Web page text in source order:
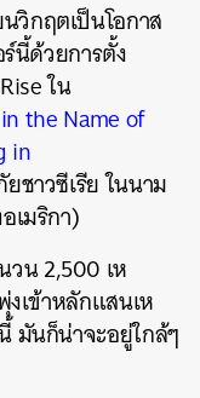
วิกฤตเป็นโอกาส
นี้ด้วยการตั้ง
ใน
the Name of
in
ชาวซีเรีย ในนาม
เมริกา)
วน 2,500 เห
เข้าหลักแสนเห
นก็น่าจะอยู่ใกล้ๆ